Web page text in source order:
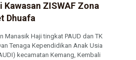
ZISWAF Zona
Dhuafa
Manasik Haji tingkat PAUD dan TK
Tenaga Kependidikan Anak Usia
kecamatan Kemang, Kembali